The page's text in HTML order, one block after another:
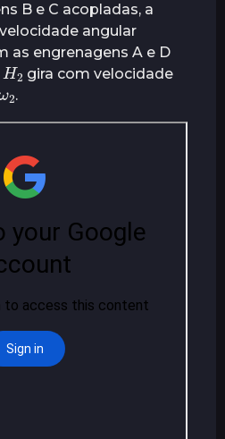
B e C acopladas, a
angular
as engrenagens A e D
H
2
gira com velocidade
ω
2
.